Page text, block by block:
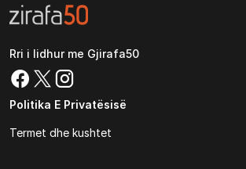
Rri i lidhur me Gjirafa50
Politika E Privatësisë
Termet dhe kushtet